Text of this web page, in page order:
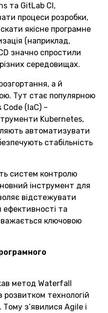
та GitLab CI,
процеси розробки,
якісне програмне
(наприклад,
значно спростили
середовищах.
а й
Тут стає популярною
(IaC) –
Kubernetes,
автоматизувати
стабільність
систем контролю
інструмент для
відстежувати
ефективності та
ключовою
метод Waterfall
розвитком технологій
з’явилися Agile і